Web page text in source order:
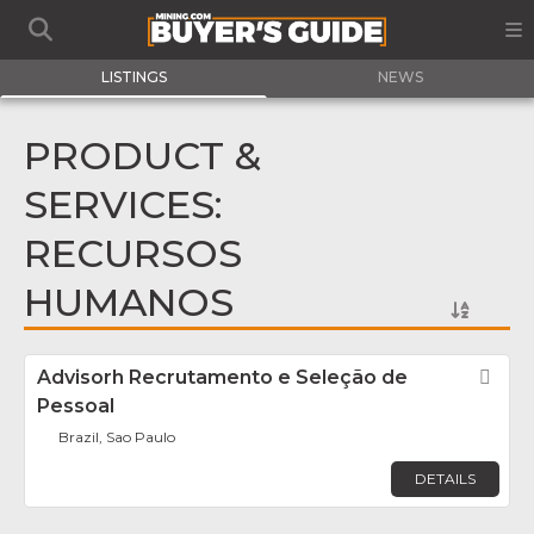
LISTINGS NEWS
PRODUCT &
SERVICES:
RECURSOS
HUMANOS
Advisorh Recrutamento e Seleção de
Pessoal
Brazil, Sao Paulo
DETAILS